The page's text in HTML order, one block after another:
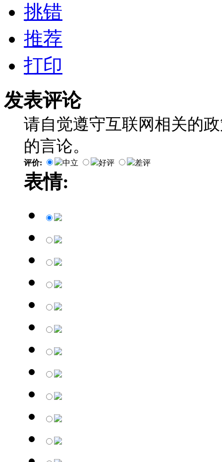
挑错
推荐
打印
发表评论
请自觉遵守互联网相关的
的言论。
评价: 中立 好评 差评
表情: